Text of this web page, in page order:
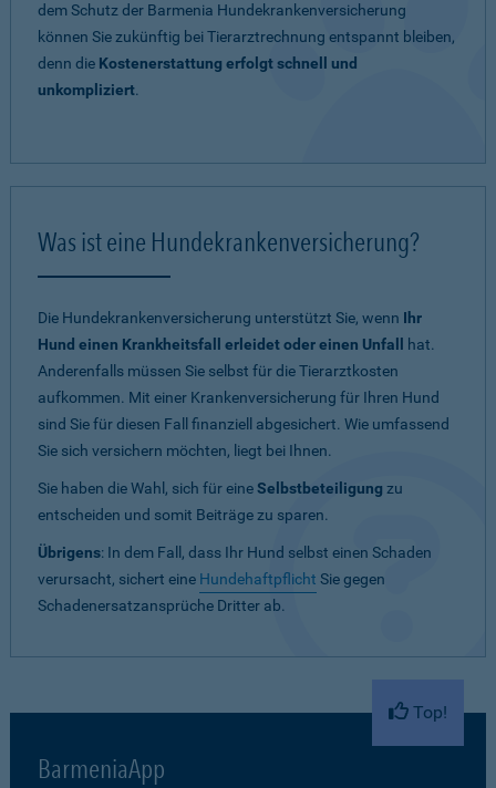
dem Schutz der Barmenia Hundekrankenversicherung
können Sie zukünftig bei Tierarztrechnung entspannt bleiben,
denn die Kostenerstattung erfolgt schnell und
unkompliziert.
Was ist eine Hundekrankenversicherung?
Die Hundekrankenversicherung unterstützt Sie, wenn Ihr
Hund einen Krankheitsfall erleidet oder einen Unfall
hat.
Anderenfalls müssen Sie selbst für die Tierarztkosten
aufkommen. Mit einer Krankenversicherung für Ihren Hund
sind Sie für diesen Fall finanziell abgesichert. Wie umfassend
Sie sich versichern möchten, liegt bei Ihnen.
Sie haben die Wahl, sich für eineSelbstbeteiligung zu
entscheiden und somit Beiträge zu sparen.
Übrigens: In dem Fall, dass Ihr Hund selbst einen Schaden
verursacht, sichert eine Hundehaftpflicht Sie gegen
Schadenersatzansprüche Dritter ab.
Top!
BarmeniaApp